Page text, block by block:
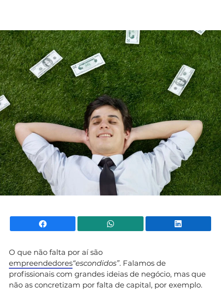
Facebook WhatsApp
O que não falta por aí são
empreendedores“escondidos”. Falamos de
profissionais com grandes ideias de negócio, mas que
não as concretizam por falta de capital, por exemplo.